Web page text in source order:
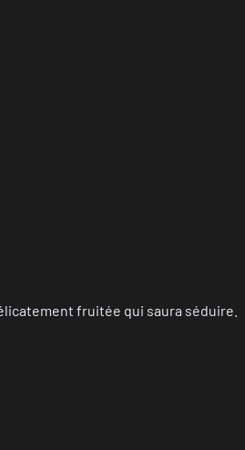
fruitée qui saura séduire.